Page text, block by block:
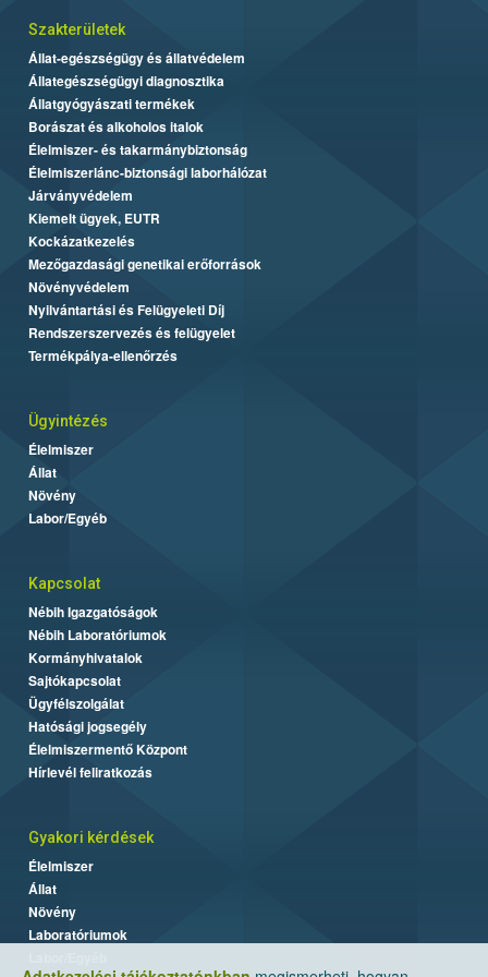
Szakterületek
Állat-egészségügy és állatvédelem
Állategészségügyi diagnosztika
Állatgyógyászati termékek
Borászat és alkoholos italok
Élelmiszer- és takarmánybiztonság
Élelmiszerlánc-biztonsági laborhálózat
Járványvédelem
Kiemelt ügyek, EUTR
Kockázatkezelés
Mezőgazdasági genetikai erőforrások
Növényvédelem
Nyilvántartási és Felügyeleti Díj
Rendszerszervezés és felügyelet
Termékpálya-ellenőrzés
Ügyintézés
Élelmiszer
Állat
Növény
Labor/Egyéb
Kapcsolat
Nébih Igazgatóságok
Nébih Laboratóriumok
Kormányhivatalok
Sajtókapcsolat
Ügyfélszolgálat
Hatósági jogsegély
Élelmiszermentő Központ
Hírlevél feliratkozás
Gyakori kérdések
Élelmiszer
Állat
Növény
Laboratóriumok